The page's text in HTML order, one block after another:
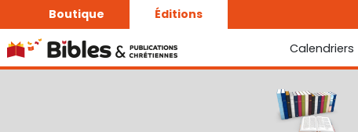
Boutique Éditions
Calendriers
La Bonne Semence
Le Seigneur est proche